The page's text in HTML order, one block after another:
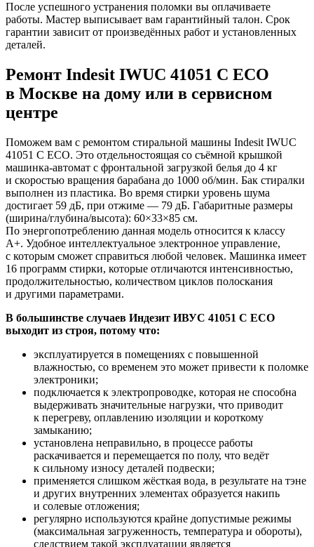
После успешного устранения поломки вы оплачиваете
работы. Мастер выписывает вам гарантийный талон. Срок
гарантии зависит от произведённых работ и установленных
деталей.
Ремонт Indesit IWUC 41051 C ECO
в Москве на дому или в сервисном
центре
Поможем вам с ремонтом стиральной машины Indesit IWUC
41051 C ECO. Это отдельностоящая со съёмной крышкой
машинка-автомат с фронтальной загрузкой белья до 4 кг
и скоростью вращения барабана до 1000 об/мин. Бак стиралки
выполнен из пластика. Во время стирки уровень шума
достигает 59 дБ, при отжиме — 79 дБ. Габаритные размеры
(ширина/глубина/высота): 60×33×85 см.
По энергопотреблению данная модель относится к классу
A+. Удобное интеллектуальное электронное управление,
с которым сможет справиться любой человек. Машинка имеет
16 программ стирки, которые отличаются интенсивностью,
продолжительностью, количеством циклов полоскания
и другими параметрами.
В большинстве случаев Индезит ИВУС 41051 С ЕСО
выходит из строя, потому что:
эксплуатируется в помещениях с повышенной
влажностью, со временем это может привести к поломке
электроники;
подключается к электропроводке, которая не способна
выдерживать значительные нагрузки, что приводит
к перегреву, оплавлению изоляции и короткому
замыканию;
установлена неправильно, в процессе работы
раскачивается и перемещается по полу, что ведёт
к сильному износу деталей подвески;
применяется слишком жёсткая вода, в результате на тэне
и других внутренних элементах образуется накипь
и солевые отложения;
регулярно используются крайне допустимые режимы
(максимальная загруженность, температура и обороты),
следствием такой эксплуатации является